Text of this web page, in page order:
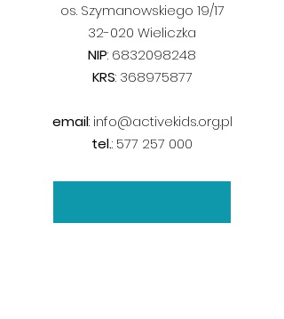
os. Szymanowskiego 19/17
32-020 Wieliczka
NIP: 6832098248
KRS: 368975877
email: info@activekids.org.pl
tel.: 577 257 000